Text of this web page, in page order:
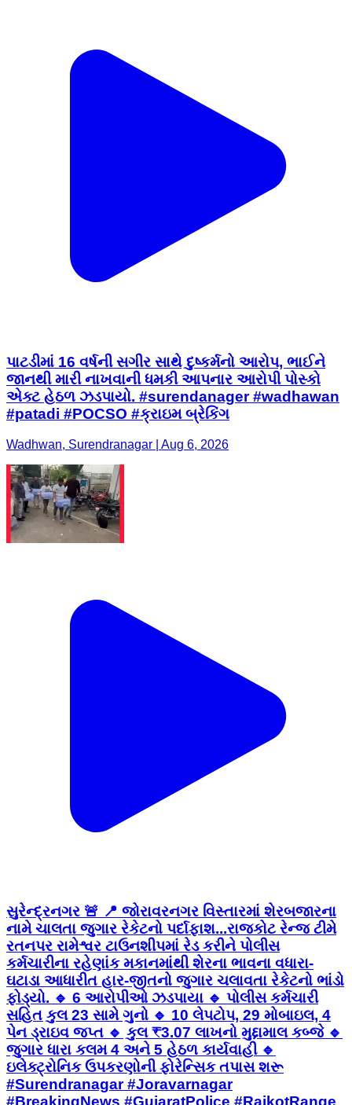
પાટડીમાં 16 વર્ષની સગીર સાથે દુષ્કર્મનો આરોપ, ભાઈને
જાનથી મારી નાખવાની ધમકી આપનાર આરોપી પોસ્કો
એક્ટ હેઠળ ઝડપાયો. #surendanager #wadhawan
#patadi #POCSO #ક્રાઇમ બ્રેકિંગ
Wadhwan, Surendranagar | Aug 6, 2026
સુરેન્દ્રનગર 🚨 📍 જોરાવરનગર વિસ્તારમાં શેરબજારના
નામે ચાલતા જુગાર રેકેટનો પર્દાફાશ...રાજકોટ રેન્જ ટીમે
રતનપર રામેશ્વર ટાઉનશીપમાં રેડ કરીને પોલીસ
કર્મચારીના રહેણાંક મકાનમાંથી શેરના ભાવના વધારા-
ઘટાડા આધારીત હાર-જીતનો જુગાર ચલાવતા રેકેટનો ભાંડો
ફોડ્યો. 🔹 6 આરોપીઓ ઝડપાયા 🔹 પોલીસ કર્મચારી
સહિત કુલ 23 સામે ગુનો 🔹 10 લેપટોપ, 29 મોબાઇલ, 4
પેન ડ્રાઇવ જપ્ત 🔹 કુલ ₹3.07 લાખનો મુદ્દામાલ કબ્જે 🔹
જુગાર ધારા કલમ 4 અને 5 હેઠળ કાર્યવાહી 🔹
ઇલેક્ટ્રોનિક ઉપકરણોની ફોરેન્સિક તપાસ શરૂ
#Surendranagar #Joravarnagar
#BreakingNews #GujaratPolice #RajkotRange